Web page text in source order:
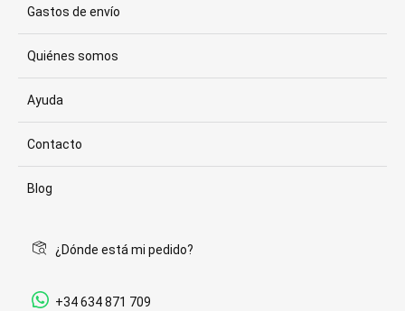
Gastos de envío
Quiénes somos
Ayuda
Contacto
Blog
¿Dónde está mi pedido?
+34 634 871 709